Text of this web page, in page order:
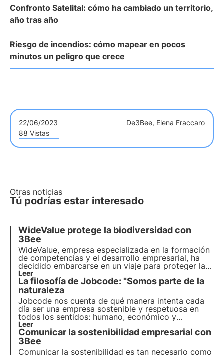
Confronto Satelital: cómo ha cambiado un territorio,
año tras año
Riesgo de incendios: cómo mapear en pocos
minutos un peligro que crece
22/06/2023 De3Bee, Elena Fraccaro
88 Vistas
Otras noticias
Tú podrías estar interesado
WideValue protege la biodiversidad con
3Bee
WideValue, empresa especializada en la formación
de competencias y el desarrollo empresarial, ha
decidido embarcarse en un viaje para proteger la
biodiversidad adoptando una colmena tecnológica.
Leer
La filosofía de Jobcode: "Somos parte de la
naturaleza
Jobcode nos cuenta de qué manera intenta cada
día ser una empresa sostenible y respetuosa en
todos los sentidos: humano, económico y
medioambiental. Apoyar la regeneración de la
biodiversidad es un paso clave en este camino.
Leer
Comunicar la sostenibilidad empresarial con
3Bee
Comunicar la sostenibilidad es tan necesario como